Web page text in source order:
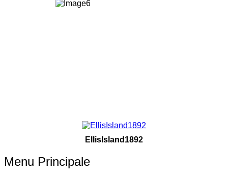
EllisIsland1892
Menu Principale